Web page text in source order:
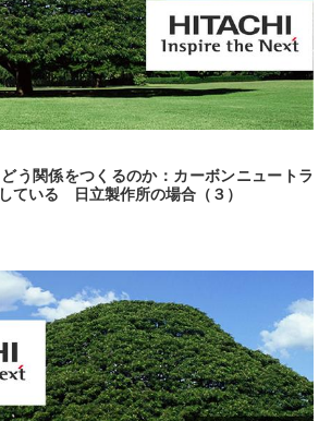
う関係をつくるのか：カーボンニュートラ
ている　日立製作所の場合（３）